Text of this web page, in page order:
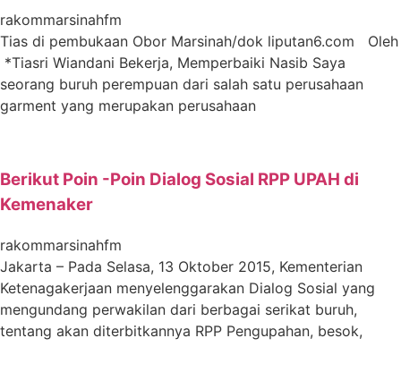
rakommarsinahfm
Tias di pembukaan Obor Marsinah/dok liputan6.com Oleh
*Tiasri Wiandani Bekerja, Memperbaiki Nasib Saya
seorang buruh perempuan dari salah satu perusahaan
garment yang merupakan perusahaan
Berikut Poin -Poin Dialog Sosial RPP UPAH di
Kemenaker
rakommarsinahfm
Jakarta – Pada Selasa, 13 Oktober 2015, Kementerian
Ketenagakerjaan menyelenggarakan Dialog Sosial yang
mengundang perwakilan dari berbagai serikat buruh,
tentang akan diterbitkannya RPP Pengupahan, besok,